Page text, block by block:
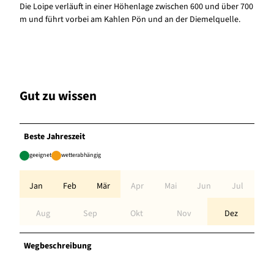
Die Loipe verläuft in einer Höhenlage zwischen 600 und über 700
m und führt vorbei am Kahlen Pön und an der Diemelquelle.
Gut zu wissen
Beste Jahreszeit
geeignet wetterabhängig
Jan Feb Mär Apr Mai Jun Jul
Aug Sep Okt Nov Dez
Wegbeschreibung